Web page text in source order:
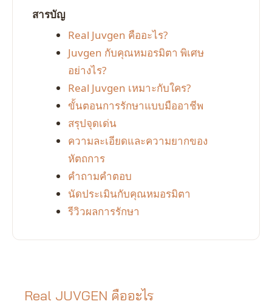
สารบัญ
Real Juvgen คืออะไร?
Juvgen กับคุณหมอรมิตา พิเศษ
อย่างไร?
Real Juvgen เหมาะกับใคร?
ขั้นตอนการรักษาแบบมืออาชีพ
สรุปจุดเด่น
ความละเอียดและความยากของ
หัตถการ
คำถามคำตอบ
นัดประเมินกับคุณหมอรมิตา
รีวิวผลการรักษา
Real JUVGEN คืออะไร